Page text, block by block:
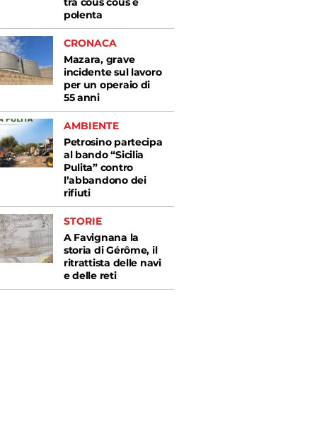
polenta
CRONACA
Mazara, grave
incidente sul lavoro
per un operaio di
55 anni
AMBIENTE
Petrosino partecipa
al bando “Sicilia
Pulita” contro
l’abbandono dei
rifiuti
STORIE
A Favignana la
storia di Gérôme, il
ritrattista delle navi
e delle reti